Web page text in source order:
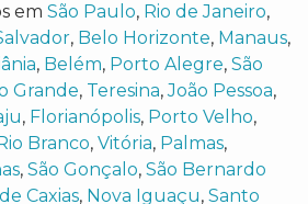
em São Paulo, Rio de Janeiro,
, Belo Horizonte, Manaus,
, Belém, Porto Alegre, São
Grande, Teresina,João Pessoa,
, Florianópolis, Porto Velho,
Branco, Vitória, Palmas,
, São Gonçalo, São Bernardo
Caxias, Nova Iguaçu, Santo